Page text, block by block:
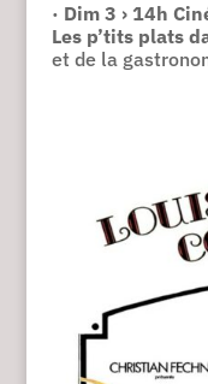
· Dim 3 › 14h
Les p’tits plats
et de la